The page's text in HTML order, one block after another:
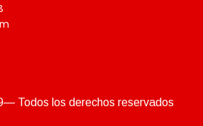
Todos los derechos reservados